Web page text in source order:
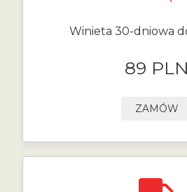
Winieta 30-dniowa
89 PLN
ZAMÓW